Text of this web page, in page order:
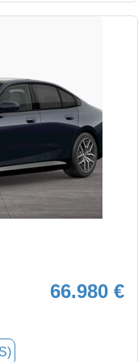
66.980 €